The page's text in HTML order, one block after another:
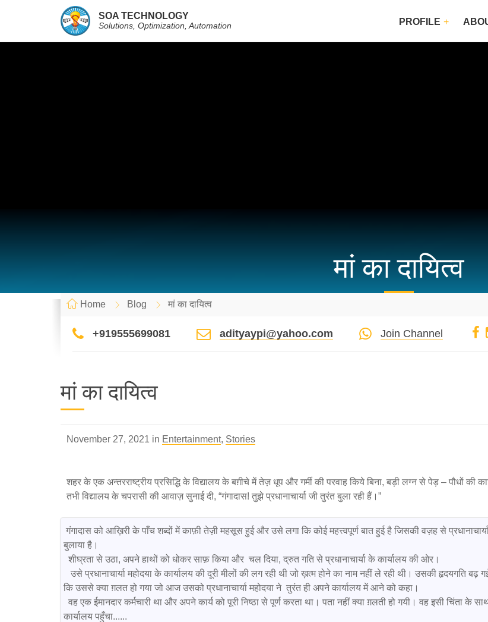
SOA TECHNOLOGY
Solutions, Optimization, Automation PROFILE
मां का दायित्व
Home Blog मां का दायित्व
+919555699081 adityaypi@yahoo.com Join Channel
मां का दायित्व
November 27, 2021 in Entertainment, Stories
शहर के एक अन्तरराष्ट्रीय प्रसिद्धि के विद्यालय के बग़ीचे में तेज़ धूप और गर्मी की परवाह किये बिना, बड़ी लग्न से पेड़ – पौधों की
तभी विद्यालय के चपरासी की आवाज़ सुनाई दी, “गंगादास! तुझे प्रधानाचार्या जी तुरंत बुला रही हैं।”
बुलाया है।
कि उससे क्या ग़लत हो गया जो आज उसको प्रधानाचार्या महोदया ने  तुरंत ही अपने कार्यालय में आने को कहा।
कार्यालय पहुँचा......